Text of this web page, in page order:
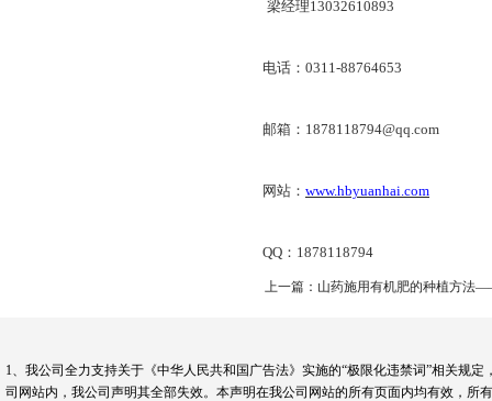
梁经理13032610893
电话：0311-88764653
邮箱：1878118794@qq.com
网站： www.hbyuanhai.com
QQ：1878118794
上一篇：山药施用有机肥的种植方法
1、我公司全力支持关于《中华人民共和国广告法》实施的“极限化违禁词”相关规
司网站内，我公司声明其全部失效。本声明在我公司网站的所有页面内均有效，